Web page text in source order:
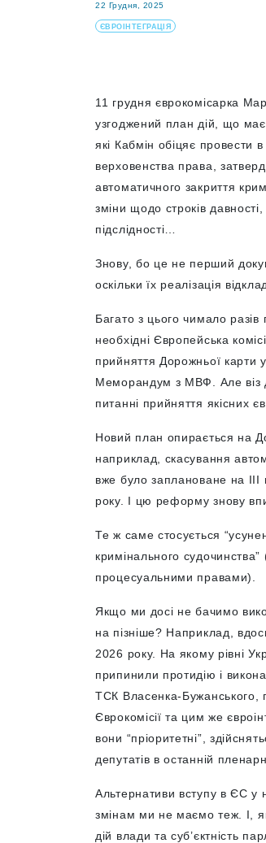
22 Грудня, 2025
ЄВРОІНТЕГРАЦІЯ
11 грудня єврокомісарка
узгоджений план дій, що
які Кабмін обіцяє
верховенства права,
автоматичного закриття
зміни щодо строків
підслідності…
Знову, бо це не перший
оскільки їх реалізація
Багато з цього чимало
необхідні Європейська
прийняття Дорожньої карти
Меморандум з МВФ. Але віз
питанні прийняття якісних
Новий план опирається на
наприклад, скасування
вже було заплановане на IIІ
року. І цю реформу знову
Те ж саме стосується
кримінального
процесуальними правами).
Якщо ми досі не бачимо
на пізніше? Наприклад,
2026 року. На якому рівні
припинили протидію і
ТСК Власенка-Бужанського,
Єврокомісії та цим же
вони “пріоритетні”,
депутатів в останній
Альтернативи вступу в ЄС у
змінам ми не маємо теж. І,
дій влади та суб’єктність